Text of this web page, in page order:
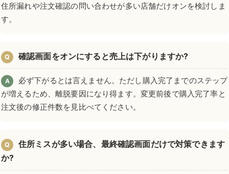
住所漏れや注文確認の問い合わせが多い店舗だけオンを検討しま
す。
Q 確認画面をオンにすると売上は下がりますか?
A
必ず下がるとは言えません。ただし購入完了までのステップ
が増えるため、離脱要因になり得ます。変更前後で購入完了率と
注文後の修正件数を見比べてください。
Q
住所ミスが多い場合、最終確認画面だけで対策できます
か?